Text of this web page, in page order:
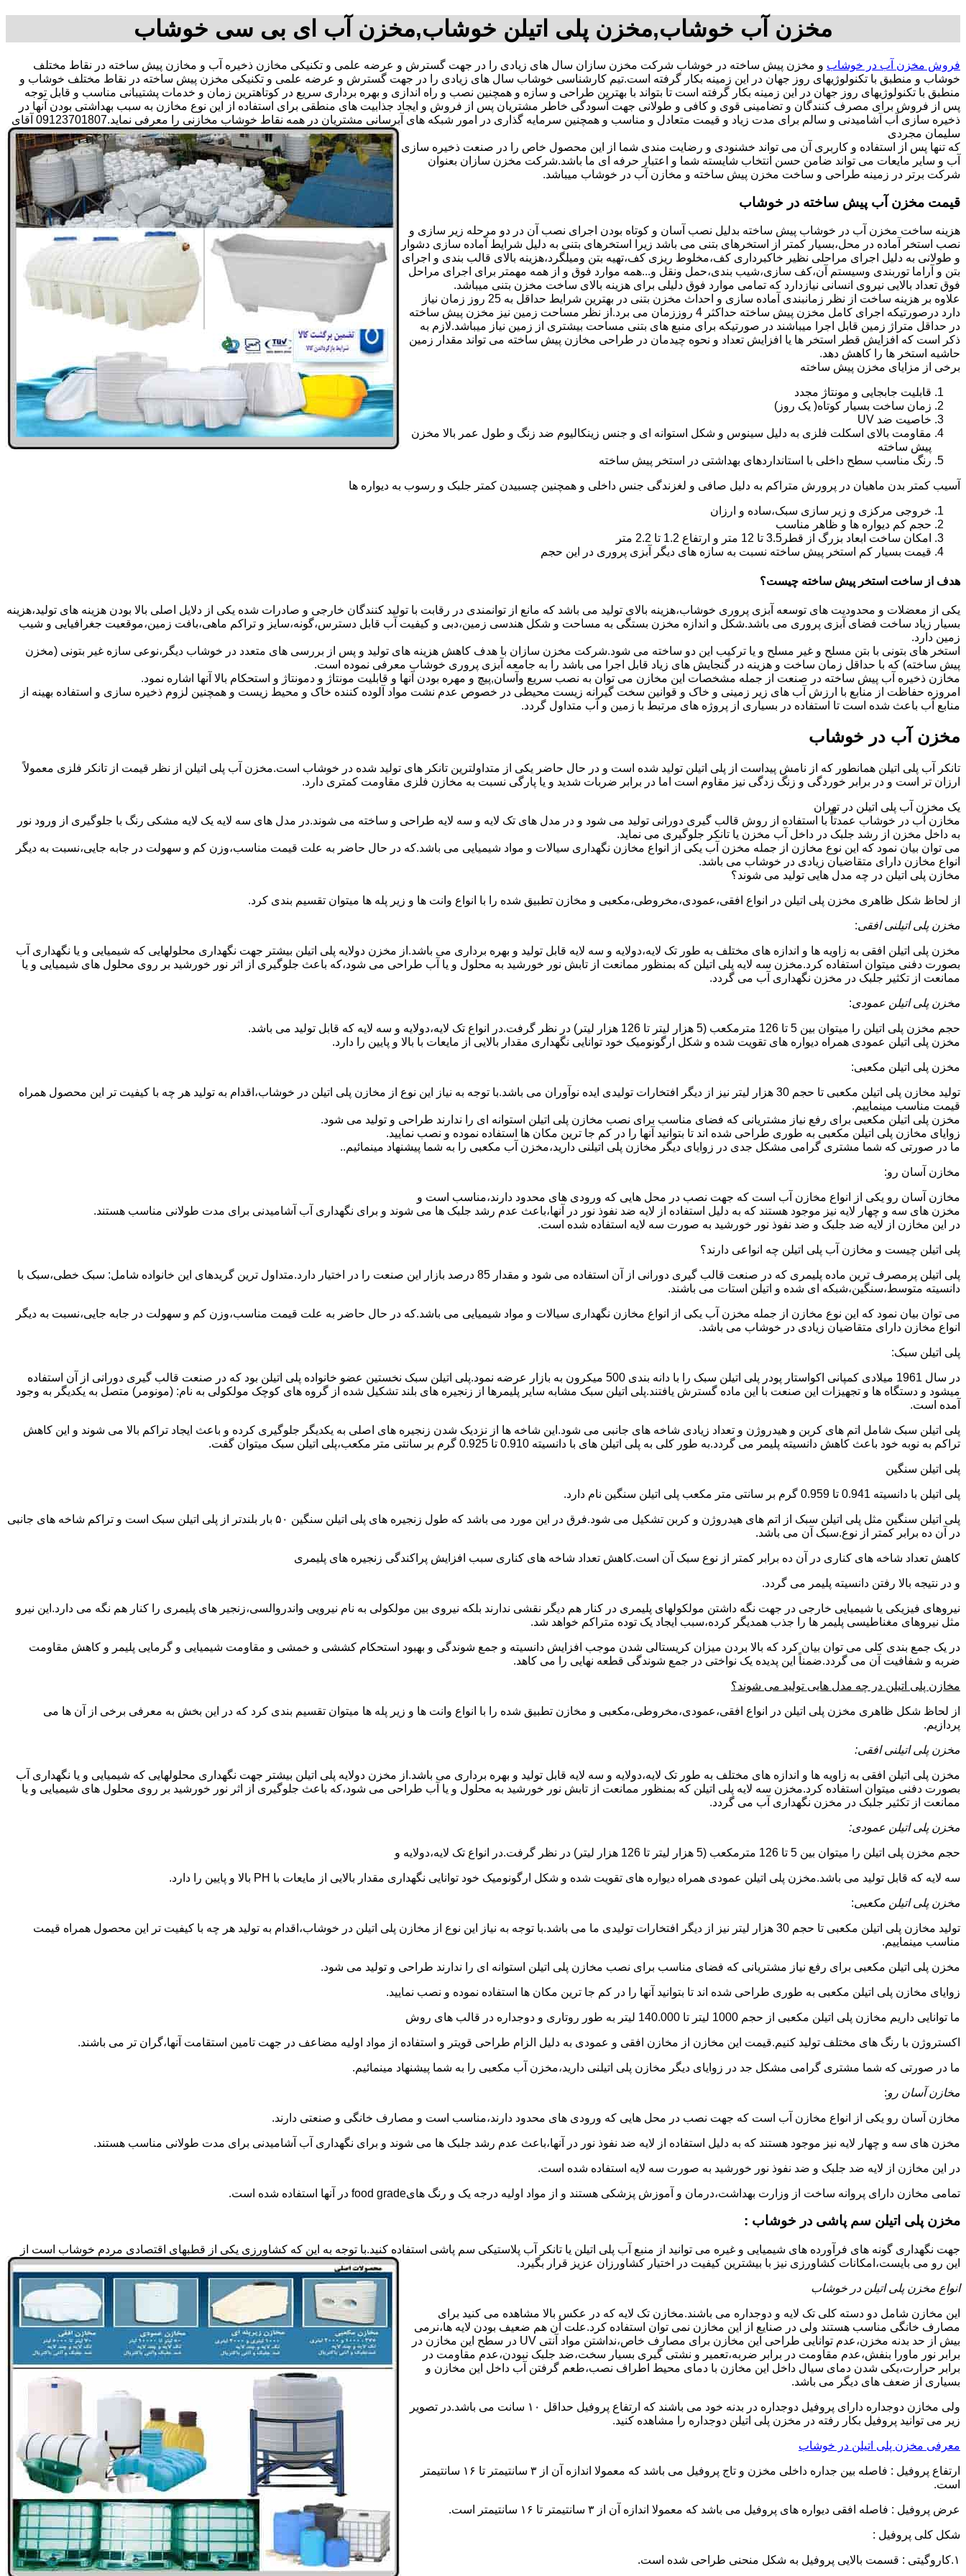
مخزن آب خوشاب,مخزن پلی اتیلن خوشاب,مخزن آب ای بی سی خوشاب
فروش مخزن آب در خوشاب و مخزن پیش ساخته در خوشاب شرکت مخزن سازان سال های زیادی را در جهت گسترش و عرضه علمی و تکنیکی مخازن ذخیره آب و مخازن پیش ساخته در نقاط مختلف
خوشاب و منطبق با تکنولوژیهای روز جهان در این زمینه بکار گرفته است.تیم کارشناسی خوشاب سال های زیادی را در جهت گسترش و عرضه علمی و تکنیکی مخزن پیش ساخته در نقاط مختلف خوشاب و
منطبق با تکنولوژیهای روز جهان در این زمینه بکار گرفته است تا بتواند با بهترین طراحی و سازه و همچنین نصب و راه اندازی و بهره برداری سریع در کوتاهترین زمان و خدمات پشتیبانی مناسب و قابل توجه
پس از فروش برای مصرف کنندگان و تضامینی قوی و کافی و طولانی جهت آسودگی خاطر مشتریان پس از فروش و ایجاد جذابیت های منطقی برای استفاده از این نوع مخازن به سبب بهداشتی بودن آنها در
ذخیره سازی آب آشامیدنی و سالم برای مدت زیاد و قیمت متعادل و مناسب و همچنین سرمایه گذاری در امور شبکه های آبرسانی مشتریان در همه نقاط خوشاب مخازنی را معرفی نماید.09123701807 آقای
سلیمان مجردی
که تنها پس از استفاده و کاربری آن می تواند خشنودی و رضایت مندی شما از این محصول خاص را در صنعت ذخیره سازی
آب و سایر مایعات می تواند ضامن حسن انتخاب شایسته شما و اعتبار حرفه ای ما باشد.شرکت مخزن سازان بعنوان
شرکت برتر در زمینه طراحی و ساخت مخزن پیش ساخته و مخازن آب در خوشاب میباشد.
قیمت مخزن آب پیش ساخته در خوشاب
هزینه ساخت مخزن آب در خوشاب پیش ساخته بدلیل نصب آسان و کوتاه بودن اجرای نصب آن در دو مرحله زیر سازی و
نصب استخر آماده در محل،بسیار کمتر از استخرهای بتنی می باشد زیرا استخرهای بتنی به دلیل شرایط آماده سازی دشوار
و طولانی به دلیل اجرای مراحلی نظیر خاکبرداری کف،مخلوط ریزی کف،تهیه بتن ومیلگرد،هزینه بالای قالب بندی و اجرای
بتن و آراما توربندی وسیستم آن،کف سازی،شیب بندی،حمل ونقل و...همه موارد فوق و از همه مهمتر برای اجرای مراحل
فوق تعداد بالایی نیروی انسانی نیازدارد که تمامی موارد فوق دلیلی برای هزینه بالای ساخت مخزن بتنی میباشد.
علاوه بر هزینه ساخت از نظر زمانبندی آماده سازی و احداث مخزن بتنی در بهترین شرایط حداقل به 25 روز زمان نیاز
دارد درصورتیکه اجرای کامل مخزن پیش ساخته حداکثر 4 روززمان می برد.از نظر مساحت زمین نیز مخزن پیش ساخته
در حداقل متراژ زمین قابل اجرا میباشند در صورتیکه برای منبع های بتنی مساحت بیشتری از زمین نیاز میباشد.لازم به
ذکر است که افزایش قطر استخر ها یا افزایش تعداد و نحوه چیدمان در طراحی مخازن پیش ساخته می تواند مقدار زمین
حاشیه استخر ها را کاهش دهد.
برخی از مزایای مخزن پیش ساخته
قابلیت جابجایی و مونتاژ مجدد
زمان ساخت بسیار کوتاه( یک روز)
خاصیت ضد UV
مقاومت بالای اسکلت فلزی به دلیل سینوس و شکل استوانه ای و جنس زینکالیوم ضد زنگ و طول عمر بالا مخزن
پیش ساخته
رنگ مناسب سطح داخلی با استانداردهای بهداشتی در استخر پیش ساخته
آسیب کمتر بدن ماهیان در پرورش متراکم به دلیل صافی و لغزندگی جنس داخلی و همچنین چسبیدن کمتر جلبک و رسوب به دیواره ها
خروجی مرکزی و زیر سازی سبک،ساده و ارزان
حجم کم دیواره ها و ظاهر مناسب
امکان ساخت ابعاد بزرگ از قطر3.5 تا 12 متر و ارتفاع 1.2 تا 2.2 متر
قیمت بسیار کم استخر پیش ساخته نسبت به سازه های دیگر آبزی پروری در این حجم
هدف از ساخت استخر پیش ساخته چیست؟
یکی از معضلات و محدودیت های توسعه آبزی پروری خوشاب،هزینه بالای تولید می باشد که مانع از توانمندی در رقابت با تولید کنندگان خارجی و صادرات شده یکی از دلایل اصلی بالا بودن هزینه های تولید،هزینه
بسیار زیاد ساخت فضای آبزی پروری می باشد.شکل و اندازه مخزن بستگی به مساحت و شکل هندسی زمین،دبی و کیفیت آب قابل دسترس،گونه،سایز و تراکم ماهی،بافت زمین،موقعیت جغرافیایی و شیب
زمین دارد.
استخر های بتونی با بتن مسلح و غیر مسلح و یا ترکیب این دو ساخته می شود.شرکت مخزن سازان با هدف کاهش هزینه های تولید و پس از بررسی های متعدد در خوشاب دیگر،نوعی سازه غیر بتونی (مخزن
پیش ساخته) که با حداقل زمان ساخت و هزینه در گنجایش های زیاد قابل اجرا می باشد را به جامعه آبزی پروری خوشاب معرفی نموده است.
مخازن ذخیره آب پیش ساخته در صنعت از جمله مشخصات این مخازن می توان به نصب سریع وآسان,پیچ و مهره بودن آنها و قابلیت مونتاژ و دمونتاژ و استحکام بالا آنها اشاره نمود.
امروزه حفاظت از منابع با ارزش آب های زیر زمینی و خاک و قوانین سخت گیرانه زیست محیطی در خصوص عدم نشت مواد آلوده کننده خاک و محیط زیست و همچنین لزوم ذخیره سازی و استفاده بهینه از
منابع آب باعث شده است تا استفاده در بسیاری از پروژه های مرتبط با زمین و آب متداول گردد.
مخزن آب در خوشاب
تانکر آب پلی اتیلن همانطور که از نامش پیداست از پلی اتیلن تولید شده است و در حال حاضر یکی از متداولترین تانکر های تولید شده در خوشاب است.مخزن آب پلی اتیلن از نظر قیمت از تانکر فلزی معمولاً
ارزان تر است و در برابر خوردگی و زنگ زدگی نیز مقاوم است اما در برابر ضربات شدید و یا پارگی نسبت به مخازن فلزی مقاومت کمتری دارد.
یک مخزن آب پلی اتیلن در تهران
مخازن آب در خوشاب عمدتاً با استفاده از روش قالب گیری دورانی تولید می شود و در مدل های تک لایه و سه لایه طراحی و ساخته می شوند.در مدل های سه لایه یک لایه مشکی رنگ با جلوگیری از ورود نور
به داخل مخزن از رشد جلبک در داخل آب مخزن یا تانکر جلوگیری می نماید.
می توان بیان نمود که این نوع مخازن از جمله مخزن آب یکی از انواع مخازن نگهداری سیالات و مواد شیمیایی می باشد.که در حال حاضر به علت قیمت مناسب،وزن کم و سهولت در جابه جایی،نسبت به دیگر
انواع مخازن دارای متقاضیان زیادی در خوشاب می باشد.
مخازن پلی اتیلن در چه مدل هایی تولید می شوند؟
از لحاظ شکل ظاهری مخزن پلی اتیلن در انواع افقی،عمودی،مخروطی،مکعبی و مخازن تطبیق شده را با انواع وانت ها و زیر پله ها میتوان تقسیم بندی کرد.
مخزن پلی اتیلنی افقی:
مخزن پلی اتیلن افقی به زاویه ها و اندازه های مختلف به طور تک لایه،دولایه و سه لایه قابل تولید و بهره برداری می باشد.از مخزن دولایه پلی اتیلن بیشتر جهت نگهداری محلولهایی که شیمیایی و یا نگهداری آب
بصورت دفنی میتوان استفاده کرد.مخزن سه لایه پلی اتیلن که بمنظور ممانعت از تابش نور خورشید به محلول و یا آب طراحی می شود،که باعث جلوگیری از اثر نور خورشید بر روی محلول های شیمیایی و یا
ممانعت از تکثیر جلبک در مخزن نگهداری آب می گردد.
مخزن پلی اتیلن عمودی:
حجم مخزن پلی اتیلن را میتوان بین 5 تا 126 مترمکعب (5 هزار لیتر تا 126 هزار لیتر) در نظر گرفت.در انواع تک لایه،دولایه و سه لایه که قابل تولید می باشد.
مخزن پلی اتیلن عمودی همراه دیواره های تقویت شده و شکل ارگونومیک خود توانایی نگهداری مقدار بالایی از مایعات با بالا و پایین را دارد.
مخزن پلی اتیلن مکعبی:
تولید مخازن پلی اتیلن مکعبی تا حجم 30 هزار لیتر نیز از دیگر افتخارات تولیدی ایده نوآوران می باشد.با توجه به نیاز این نوع از مخازن پلی اتیلن در خوشاب،اقدام به تولید هر چه با کیفیت تر این محصول همراه
قیمت مناسب مینماییم.
مخزن پلی اتیلن مکعبی برای رفع نیاز مشتریانی که فضای مناسب برای نصب مخازن پلی اتیلن استوانه ای را ندارند طراحی و تولید می شود.
زوایای مخازن پلی اتیلن مکعبی به طوری طراحی شده اند تا بتوانید آنها را در کم جا ترین مکان ها استفاده نموده و نصب نمایید.
ما در صورتی که شما مشتری گرامی مشکل جدی در زوایای دیگر مخازن پلی اتیلنی دارید،مخزن آب مکعبی را به شما پیشنهاد مینمائیم..
مخازن آسان رو:
مخازن آسان رو یکی از انواع مخازن آب است که جهت نصب در محل هایی که ورودی های محدود دارند،مناسب است و
مخزن های سه و چهار لایه نیز موجود هستند که به دلیل استفاده از لایه ضد نفوذ نور در آنها،باعث عدم رشد جلبک ها می شوند و برای نگهداری آب آشامیدنی برای مدت طولانی مناسب هستند.
در این مخازن از لایه ضد جلبک و ضد نفوذ نور خورشید به صورت سه لایه استفاده شده است.
پلی اتیلن چیست و مخازن آب پلی اتیلن چه انواعی دارند؟
پلی اتیلن پرمصرف ترین ماده پلیمری که در صنعت قالب گیری دورانی از آن استفاده می شود و مقدار 85 درصد بازار این صنعت را در اختیار دارد.متداول ترین گریدهای این خانواده شامل: سبک خطی،سبک با
دانسیته متوسط،سنگین،شبکه ای شده و اتیلن استات می باشند.
می توان بیان نمود که این نوع مخازن از جمله مخزن آب یکی از انواع مخازن نگهداری سیالات و مواد شیمیایی می باشد.که در حال حاضر به علت قیمت مناسب،وزن کم و سهولت در جابه جایی،نسبت به دیگر
انواع مخازن دارای متقاضیان زیادی در خوشاب می باشد.
پلی اتیلن سبک:
در سال 1961 میلادی کمپانی اکواستار پودر پلی اتیلن سبک را با دانه بندی 500 میکرون به بازار عرضه نمود.پلی اتیلن سبک نخستین عضو خانواده پلی اتیلن بود که در صنعت قالب گیری دورانی از آن استفاده
میشود و دستگاه ها و تجهیزات این صنعت با این ماده گسترش یافتند.پلی اتیلن سبک مشابه سایر پلیمرها از زنجیره های بلند تشکیل شده از گروه های کوچک مولکولی به نام: (مونومر) متصل به یکدیگر به وجود
آمده است.
پلی اتیلن سبک شامل اتم های کربن و هیدروژن و تعداد زیادی شاخه های جانبی می شود.این شاخه ها از نزدیک شدن زنجیره های اصلی به یکدیگر جلوگیری کرده و باعث ایجاد تراکم بالا می شوند و این کاهش
تراکم به نوبه خود باعث کاهش دانسیته پلیمر می گردد.به طور کلی به پلی اتیلن های با دانسیته 0.910 تا 0.925 گرم بر سانتی متر مکعب،پلی اتیلن سبک میتوان گفت.
پلی اتیلن سنگین
پلی اتیلن با دانسیته 0.941 تا 0.959 گرم بر سانتی متر مکعب پلی اتیلن سنگین نام دارد.
پلی اتیلن سنگین مثل پلی اتیلن سبک از اتم های هیدروژن و کربن تشکیل می شود.فرق در این مورد می باشد که طول زنجیره های پلی اتیلن سنگین ۵۰ بار بلندتر از پلی اتیلن سبک است و تراکم شاخه های جانبی
در آن ده برابر کمتر از نوع.سبک آن می باشد.
کاهش تعداد شاخه های کناری در آن ده برابر کمتر از نوع سبک آن است.کاهش تعداد شاخه های کناری سبب افزایش پراکندگی زنجیره های پلیمری
و در نتیجه بالا رفتن دانسیته پلیمر می گردد.
نیروهای فیزیکی یا شیمیایی خارجی در جهت نگه داشتن مولکولهای پلیمری در کنار هم دیگر نقشی ندارند بلکه نیروی بین مولکولی به نام نیرویی واندروالسی،زنجیر های پلیمری را کنار هم نگه می دارد.این نیرو
مثل نیروهای مغناطیسی پلیمر ها را جذب همدیگر کرده،سبب ایجاد یک توده متراکم خواهد شد.
در یک جمع بندی کلی می توان بیان کرد که بالا بردن میزان کریستالی شدن موجب افزایش دانسیته و جمع شوندگی و بهبود استحکام کششی و خمشی و مقاومت شیمیایی و گرمایی پلیمر و کاهش مقاومت
ضربه و شفافیت آن می گردد.ضمناً این پدیده یک نواختی در جمع شوندگی قطعه نهایی را می کاهد.
مخازن پلی اتیلن در چه مدل هایی تولید می شوند؟
از لحاظ شکل ظاهری مخزن پلی اتیلن در انواع افقی،عمودی،مخروطی،مکعبی و مخازن تطبیق شده را با انواع وانت ها و زیر پله ها میتوان تقسیم بندی کرد که در این بخش به معرفی برخی از آن ها می
پردازیم.
مخزن پلی اتیلنی افقی:
مخزن پلی اتیلن افقی به زاویه ها و اندازه های مختلف به طور تک لایه،دولایه و سه لایه قابل تولید و بهره برداری می باشد.از مخزن دولایه پلی اتیلن بیشتر جهت نگهداری محلولهایی که شیمیایی و یا نگهداری آب
بصورت دفنی میتوان استفاده کرد.مخزن سه لایه پلی اتیلن که بمنظور ممانعت از تابش نور خورشید به محلول و یا آب طراحی می شود،که باعث جلوگیری از اثر نور خورشید بر روی محلول های شیمیایی و یا
ممانعت از تکثیر جلبک در مخزن نگهداری آب می گردد.
مخزن پلی اتیلن عمودی:
حجم مخزن پلی اتیلن را میتوان بین 5 تا 126 مترمکعب (5 هزار لیتر تا 126 هزار لیتر) در نظر گرفت.در انواع تک لایه،دولایه و
سه لایه که قابل تولید می باشد.مخزن پلی اتیلن عمودی همراه دیواره های تقویت شده و شکل ارگونومیک خود توانایی نگهداری مقدار بالایی از مایعات با PH بالا و پایین را دارد.
مخزن پلی اتیلن مکعبی:
تولید مخازن پلی اتیلن مکعبی تا حجم 30 هزار لیتر نیز از دیگر افتخارات تولیدی ما می باشد.با توجه به نیاز این نوع از مخازن پلی اتیلن در خوشاب،اقدام به تولید هر چه با کیفیت تر این محصول همراه قیمت
مناسب مینماییم.
مخزن پلی اتیلن مکعبی برای رفع نیاز مشتریانی که فضای مناسب برای نصب مخازن پلی اتیلن استوانه ای را ندارند طراحی و تولید می شود.
زوایای مخازن پلی اتیلن مکعبی به طوری طراحی شده اند تا بتوانید آنها را در کم جا ترین مکان ها استفاده نموده و نصب نمایید.
ما توانایی داریم مخازن پلی اتیلن مکعبی از حجم 1000 لیتر تا 140.000 لیتر به طور روتاری و دوجداره در قالب های روش
اکستروژن با رنگ های مختلف تولید کنیم.قیمت این مخازن از مخازن افقی و عمودی به دلیل الزام طراحی قویتر و استفاده از مواد اولیه مضاعف در جهت تامین استقامت آنها،گران تر می باشند.
ما در صورتی که شما مشتری گرامی مشکل جد در زوایای دیگر مخازن پلی اتیلنی دارید،مخزن آب مکعبی را به شما پیشنهاد مینمائیم.
مخازن آسان رو:
مخازن آسان رو یکی از انواع مخازن آب است که جهت نصب در محل هایی که ورودی های محدود دارند،مناسب است و مصارف خانگی و صنعتی دارند.
مخزن های سه و چهار لایه نیز موجود هستند که به دلیل استفاده از لایه ضد نفوذ نور در آنها،باعث عدم رشد جلبک ها می شوند و برای نگهداری آب آشامیدنی برای مدت طولانی مناسب هستند.
در این مخازن از لایه ضد جلبک و ضد نفوذ نور خورشید به صورت سه لایه استفاده شده است.
تمامی مخازن دارای پروانه ساخت از وزارت بهداشت،درمان و آموزش پزشکی هستند و از مواد اولیه درجه یک و رنگ هایfood grade در آنها استفاده شده است.
مخزن پلی اتیلن سم پاشی در خوشاب :
جهت نگهداری گونه های فرآورده های شیمیایی و غیره می توانید از منبع آب پلی اتیلن یا تانکر آب پلاستیکی سم پاشی استفاده کنید.با توجه به این که کشاورزی یکی از قطبهای اقتصادی مردم خوشاب است از
این رو می بایست،امکانات کشاورزی نیز با بیشترین کیفیت در اختیار کشاورزان عزیز قرار بگیرد.
انواع مخزن پلی اتیلن در خوشاب
این مخازن شامل دو دسته کلی تک لایه و دوجداره می باشند.مخازن تک لایه که در عکس بالا مشاهده می کنید برای
مصارف خانگی مناسب هستند ولی در صنایع از این مخازن نمی توان استفاده کرد.علت آن هم ضعیف بودن لایه ها،نرمی
بیش از حد بدنه مخزن،عدم توانایی طراحی این مخازن برای مصارف خاص،نداشتن مواد آنتی UV در سطح این مخازن در
برابر نور ماورا بنفش،عدم مقاومت در برابر ضربه،تعمیر و نشتی گیری بسیار سخت،ضد جلبک نبودن،عدم مقاومت در
برابر حرارت،یکی شدن دمای سیال داخل این مخازن با دمای محیط اطراف نصب،طعم گرفتن آب داخل این مخازن و
بسیاری از ضعف های دیگر می باشد.
ولی مخازن دوجداره دارای پروفیل دوجداره در بدنه خود می باشند که ارتفاع پروفیل حداقل ۱۰ سانت می باشد.در تصویر
زیر می توانید پروفیل بکار رفته در مخزن پلی اتیلن دوجداره را مشاهده کنید.
معرفی مخزن پلی اتیلن در خوشاب
ارتفاع پروفیل : فاصله بین جداره داخلی مخزن و تاج پروفیل می باشد که معمولا اندازه آن از ۳ سانتیمتر تا ۱۶ سانتیمتر
است.
عرض پروفیل : فاصله افقی دیواره های پروفیل می باشد که معمولا اندازه آن از ۳ سانتیمتر تا ۱۶ سانتیمتر است.
شکل کلی پروفیل :
۱.کاروگیتی : قسمت بالایی پروفیل به شکل منحنی طراحی شده است.